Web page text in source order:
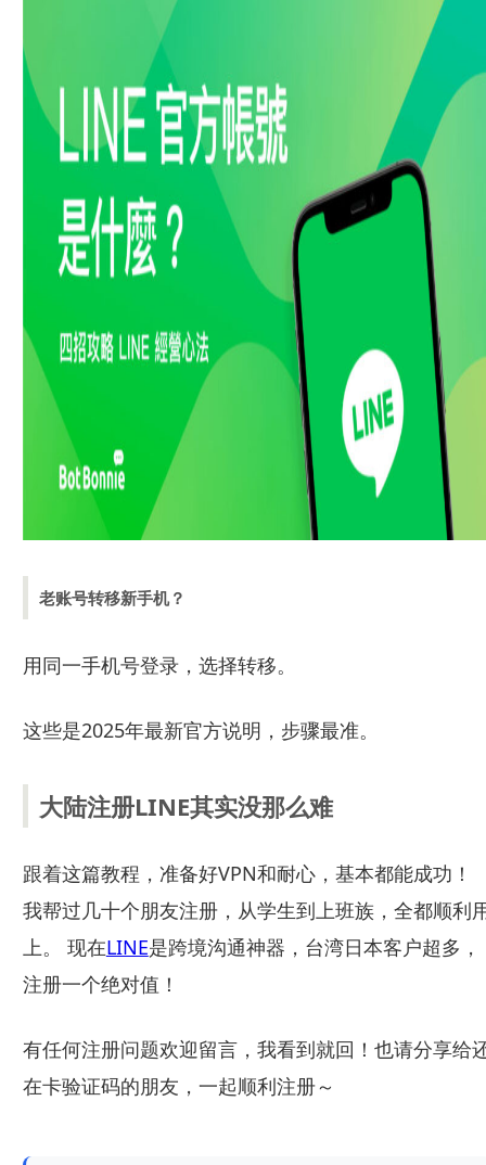
老账号转移新手机？
用同一手机号登录，选择转移。
这些是2025年最新官方说明，步骤最准。
大陆注册LINE其实没那么难
跟着这篇教程，准备好VPN和耐心，基本都能成功！
我帮过几十个朋友注册，从学生到上班族，全都顺利
上。 现在LINE是跨境沟通神器，台湾日本客户超多，
注册一个绝对值！
有任何注册问题欢迎留言，我看到就回！也请分享给
在卡验证码的朋友，一起顺利注册～